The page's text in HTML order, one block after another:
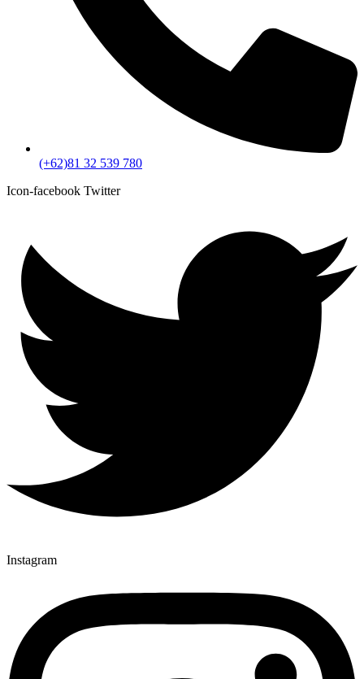
(+62)81 32 539 780
Icon-facebook Twitter
Instagram